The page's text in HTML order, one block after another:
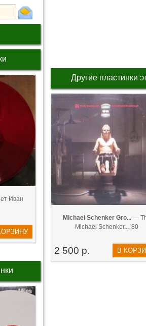
Иван
Другие пластинки
Michael Schenker Gro...—
Michael Schenker... '80
2 500 р. В